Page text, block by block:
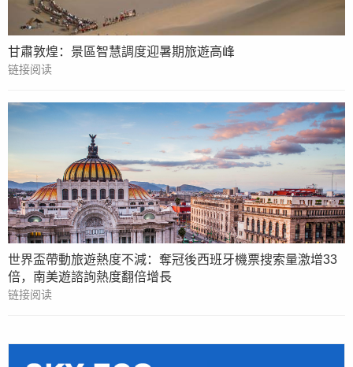
甘肅敦煌：景區智慧調度迎暑期旅遊高峰
链接阅读
世界盃帶動旅遊熱度不減：奪冠後西班牙機票搜索量激增33
倍，南美遊諮詢熱度翻倍增長
链接阅读